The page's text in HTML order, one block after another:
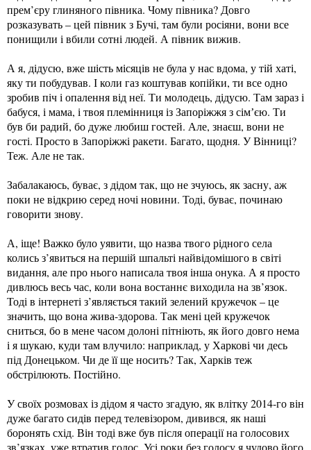
прем’єру глиняного півника. Чому півника? Довго
розказувать – цей півник з Бучі, там були росіяни, вони все
понищили і вбили сотні людей. А півник вижив.
А я, дідусю, вже шість місяців не була у нас вдома, у тій хаті,
яку ти побудував. І коли газ коштував копійки, ти все одно
зробив піч і опалення від неї. Ти молодець, дідусю. Там зараз і
бабуся, і мама, і твоя племінниця із Запоріжжя з сімʼєю. Ти
був би радий, бо дуже любиш гостей. Але, знаєш, вони не
гості. Просто в Запоріжжі ракети. Багато, щодня. У Вінниці?
Теж. Але не так.
Забалакаюсь, буває, з дідом так, що не зчуюсь, як засну, аж
поки не відкрию серед ночі новини. Тоді, буває, починаю
говорити знову.
А, іще! Важко було уявити, що назва твого рідного села
колись з’явиться на першій шпальті найвідомішого в світі
видання, але про нього написала твоя інша онука. А я просто
дивлюсь весь час, коли вона востаннє виходила на зв’язок.
Тоді в інтернеті з’являється такий зелений кружечок – це
значить, що вона жива-здорова. Так мені цей кружечок
сниться, бо в мене часом долоні пітніють, як його довго нема
і я шукаю, куди там влучило: наприклад, у Харкові чи десь
під Донецьком. Чи де її ще носить? Так, Харків теж
обстрілюють. Постійно.
У своїх розмовах із дідом я часто згадую, як влітку 2014-го він
дуже багато сидів перед телевізором, дивився, як наші
боронять схід. Він тоді вже був після операції на голосових
зв’язках, уже втратив голос. Усі роки без голосу я чудово його